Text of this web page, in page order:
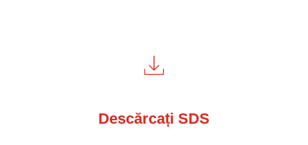
Descărcați SDS